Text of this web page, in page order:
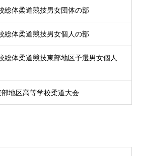
総体柔道競技男女団体の部
総体柔道競技男女個人の部
総体柔道競技東部地区予選男女個人
地区高等学校柔道大会